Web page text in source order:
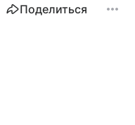
Поделиться